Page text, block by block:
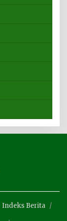
Indeks Berita